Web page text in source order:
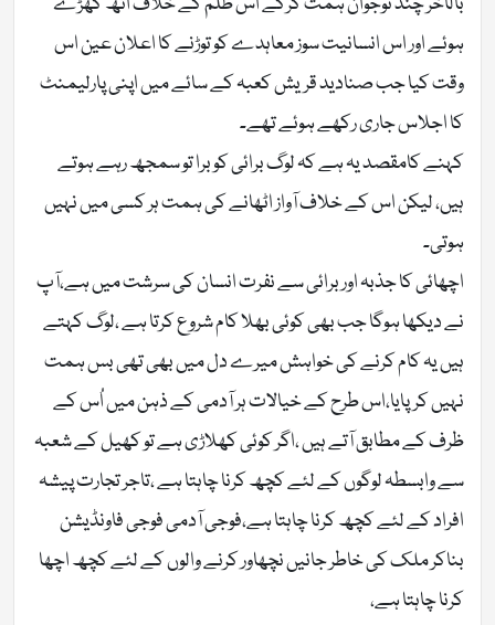
ہوئے اور اس انسانیت سوز معاہدے کو توڑنے کا اعلان عین اس
وقت کیا جب صنادید قریش کعبہ کے سائے میں اپنی پارلیمنٹ
کا اجلاس جاری رکھے ہوئے تھے۔
کہنے کامقصد یہ ہے کہ لوگ برائی کو برا تو سمجھ رہے ہوتے
ہیں، لیکن اس کے خلاف آواز اٹھانے کی ہمت ہر کسی میں نہیں
ہوتی۔
اچھائی کا جذبہ اور برائی سے نفرت انسان کی سرشت میں ہے،آپ
نے دیکھا ہوگا جب بھی کوئی بھلا کام شروع کرتا ہے ،لوگ کہتے
ہیں یہ کام کرنے کی خواہش میرے دل میں بھی تھی بس ہمت
نہیں کرپایا،اس طرح کے خیالات ہر آدمی کے ذہن میں اُس کے
ظرف کے مطابق آتے ہیں ،اگر کوئی کھلاڑی ہے تو کھیل کے شعبہ
سے وابسطہ لوگوں کے لئے کچھ کرنا چاہتا ہے ،تاجر تجارت پیشہ
افراد کے لئے کچھ کرنا چاہتا ہے،فوجی آدمی فوجی فاونڈیشن
بناکر ملک کی خاطر جانیں نچھاور کرنے والوں کے لئے کچھ اچھا
کرنا چاہتا ہے،